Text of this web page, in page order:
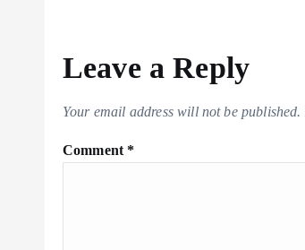
Leave a Reply
Your email address will not be published.
Comment *